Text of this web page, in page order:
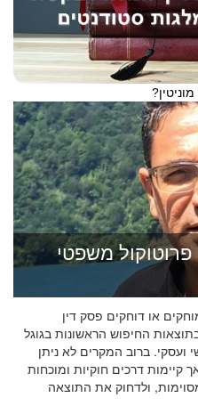
פרוטוקול משפטי
מגוגל (2026): איך מוחקים או דוחקים פסק דין
החיפוש הראשונות בגוגל
ועסקי. ברוב המקרים לא ניתן
דרכים חוקיות ומוכחות
ולדחוק את התוצאה